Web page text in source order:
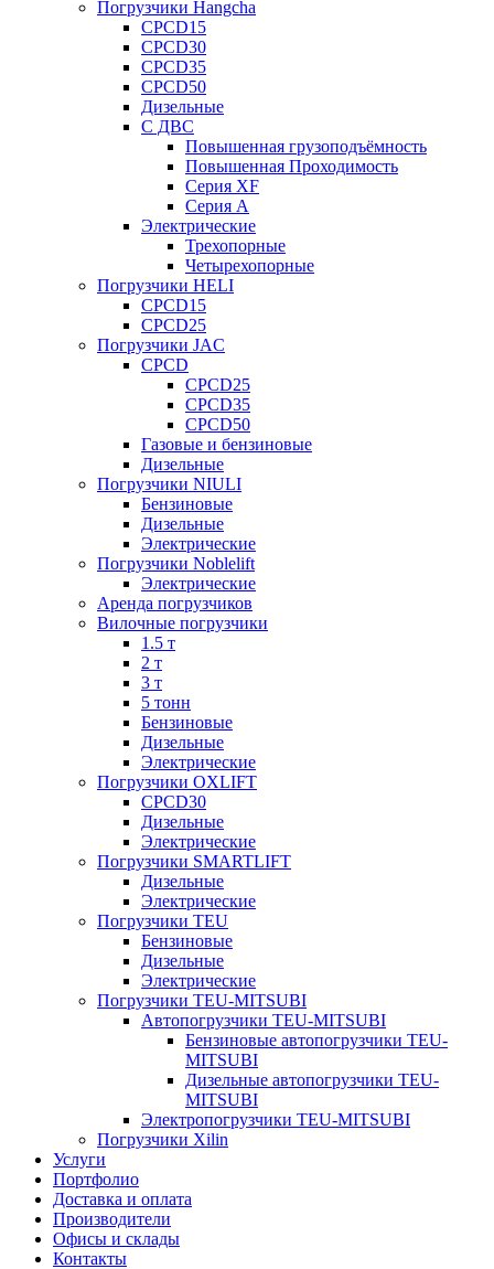
Погрузчики Hangcha
CPCD15
CPCD30
CPCD35
CPCD50
Дизельные
С ДВС
Повышенная грузоподъёмность
Повышенная Проходимость
Серия XF
Серия А
Электрические
Трехопорные
Четырехопорные
Погрузчики HELI
CPCD15
CPCD25
Погрузчики JAC
CPCD
CPCD25
CPCD35
CPCD50
Газовые и бензиновые
Дизельные
Погрузчики NIULI
Бензиновые
Дизельные
Электрические
Погрузчики Noblelift
Электрические
Аренда погрузчиков
Вилочные погрузчики
1.5 т
2 т
3 т
5 тонн
Бензиновые
Дизельные
Электрические
Погрузчики OXLIFT
CPCD30
Дизельные
Электрические
Погрузчики SMARTLIFT
Дизельные
Электрические
Погрузчики TEU
Бензиновые
Дизельные
Электрические
Погрузчики TEU-MITSUBI
Автопогрузчики TEU-MITSUBI
Бензиновые автопогрузчики TEU-
MITSUBI
Дизельные автопогрузчики TEU-
MITSUBI
Электропогрузчики TEU-MITSUBI
Погрузчики Xilin
Услуги
Портфолио
Доставка и оплата
Производители
Офисы и склады
Контакты